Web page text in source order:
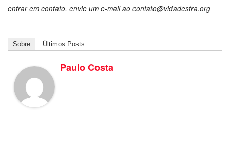
entrar em contato, envie um e-mail ao contato@vidadestra.org
Sobre Últimos Posts
Paulo Costa